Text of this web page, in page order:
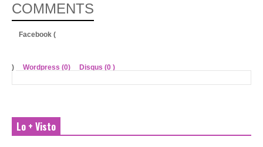
COMMENTS
Facebook (
) Wordpress (0) Disqus (0 )
Lo + Visto